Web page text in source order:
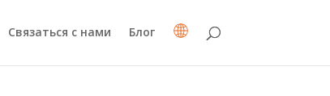
Связаться с нами Блог